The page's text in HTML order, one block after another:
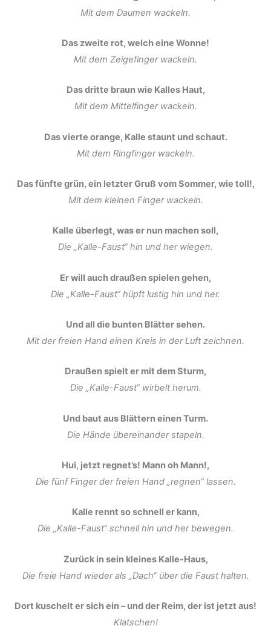
Mit dem Daumen wackeln.
Das zweite rot, welch eine Wonne!
Mit dem Zeigefinger wackeln.
Das dritte braun wie Kalles Haut,
Mit dem Mittelfinger wackeln.
Das vierte orange, Kalle staunt und schaut.
Mit dem Ringfinger wackeln.
Das fünfte grün, ein letzter Gruß vom Sommer, wie toll!,
Mit dem kleinen Finger wackeln.
Kalle überlegt, was er nun machen soll,
Die „Kalle-Faust“ hin und her wiegen.
Er will auch draußen spielen gehen,
Die „Kalle-Faust“ hüpft lustig hin und her.
Und all die bunten Blätter sehen.
Mit der freien Hand einen Kreis in der Luft zeichnen.
Draußen spielt er mit dem Sturm,
Die „Kalle-Faust“ wirbelt herum.
Und baut aus Blättern einen Turm.
Die Hände übereinander stapeln.
Hui, jetzt regnet’s! Mann oh Mann!,
Die fünf Finger der freien Hand „regnen“ lassen.
Kalle rennt so schnell er kann,
Die „Kalle-Faust“ schnell hin und her bewegen.
Zurück in sein kleines Kalle-Haus,
Die freie Hand wieder als „Dach“ über die Faust halten.
Dort kuschelt er sich ein – und der Reim, der ist jetzt aus!
Klatschen!